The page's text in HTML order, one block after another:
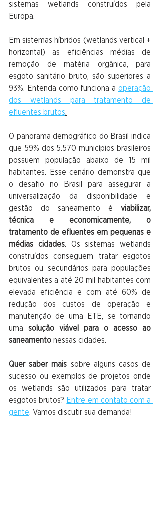
sistemas wetlands construídos pela
Europa.
Em sistemas híbridos (wetlands vertical +
horizontal) as eficiências médias de
remoção de matéria orgânica, para
esgoto sanitário bruto, são superiores a
93%. Entenda como funciona a operação
dos wetlands para tratamento de
efluentes brutos.
O panorama demográfico do Brasil indica
que 59% dos 5.570 municípios brasileiros
possuem população abaixo de 15 mil
habitantes. Esse cenário demonstra que
o desafio no Brasil para assegurar a
universalização da disponibilidade e
gestão do saneamento é viabilizar,
técnica e economicamente, o
tratamento de efluentes em pequenas e
médias cidades. Os sistemas wetlands
construídos conseguem tratar esgotos
brutos ou secundários para populações
equivalentes a até 20 mil habitantes com
elevada eficiência e com até 60% de
redução dos custos de operação e
manutenção de uma ETE, se tornando
uma solução viável para o acesso ao
saneamento nessas cidades.
Quer saber mais sobre alguns casos de
sucesso ou exemplos de projetos onde
os wetlands são utilizados para tratar
esgotos brutos? Entre em contato com a
gente. Vamos discutir sua demanda!